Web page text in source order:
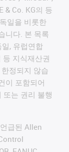
& Co. KG의 등
일을 비롯한
니다. 본 목록
, 유럽연합
등 지식재산권
정되지 않습
이 포함되어
또는 권리 불행
급된 Allen